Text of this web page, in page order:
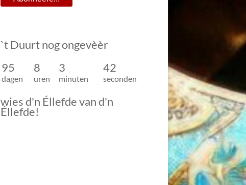
`t Duurt nog ongevèèr
95
8 3 40
dagen uren minuten seconden
wies d'n Éllefde van d'n
Éllefde!